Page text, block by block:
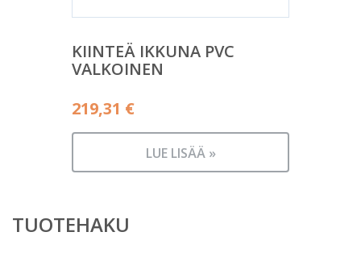
KIINTEÄ IKKUNA PVC
VALKOINEN
219,31 €
LUE LISÄÄ »
TUOTEHAKU